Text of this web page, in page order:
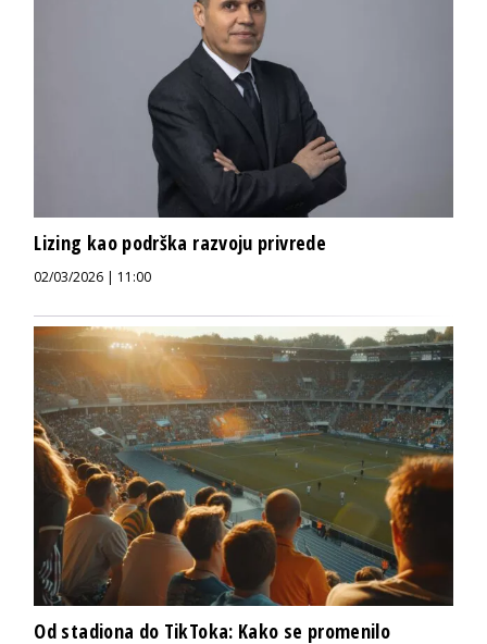
Lizing kao podrška razvoju privrede
02/03/2026 | 11:00
Od stadiona do TikToka: Kako se promenilo